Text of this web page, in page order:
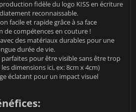
fidèle du logo KISS en écriture
reconnaissable.
facile et rapide grâce à sa face
de compétences en couture !
des matériaux durables pour une
durée de vie.
parfaites pour être visible sans être trop
dimensions ici, ex: 8cm x 4cm)
éclatant pour un impact visuel